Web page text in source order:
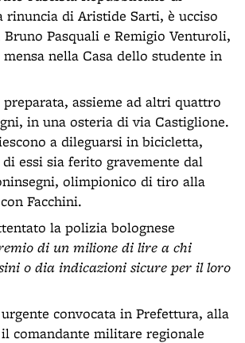
rinuncia di Aristide Sarti, è ucciso
Pasquali e Remigio Venturoli,
nella Casa dello studente in
assieme ad altri quattro
in una osteria di via Castiglione.
a dileguarsi in bicicletta,
essi sia ferito gravemente dal
olimpionico di tiro alla
Facchini.
la polizia bolognese
di un milione di lire a chi
o dia indicazioni sicure per il loro
convocata in Prefettura, alla
comandante militare regionale